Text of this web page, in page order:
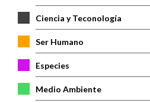
Ciencia y Teconología
Ser Humano
Especies
Medio Ambiente